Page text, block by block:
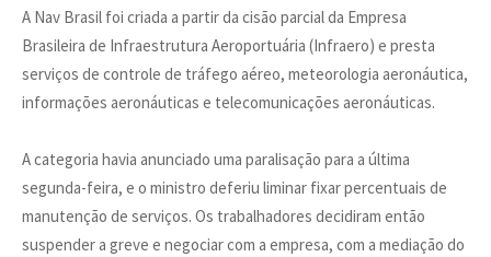
A Nav Brasil foi criada a partir da cisão parcial da Empresa
Brasileira de Infraestrutura Aeroportuária (Infraero) e presta
serviços de controle de tráfego aéreo, meteorologia aeronáutica,
informações aeronáuticas e telecomunicações aeronáuticas.
A categoria havia anunciado uma paralisação para a última
segunda-feira, e o ministro deferiu liminar fixar percentuais de
manutenção de serviços. Os trabalhadores decidiram então
suspender a greve e negociar com a empresa, com a mediação do